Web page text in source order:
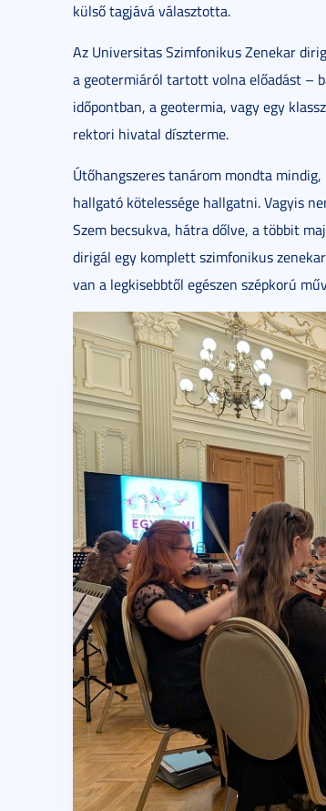
külső tagjává választotta.
Az Universitas Szimfonikus Zenekar
a geotermiáról tartott volna előadást –
időpontban, a geotermia, vagy egy
rektori hivatal díszterme.
Útőhangszeres tanárom mondta
hallgató kötelessége hallgatni. Vagyis
Szem becsukva, hátra dőlve, a többit
dirigál egy komplett szimfonikus
van a legkisebbtől egészen szépkorú